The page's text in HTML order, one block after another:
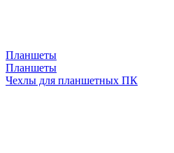
Планшеты
Планшеты
Чехлы для планшетных ПК